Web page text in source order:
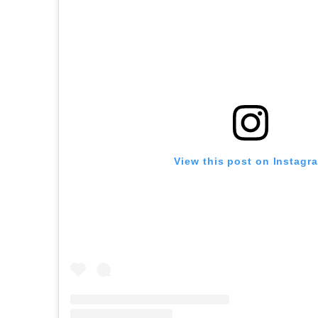
View this post on